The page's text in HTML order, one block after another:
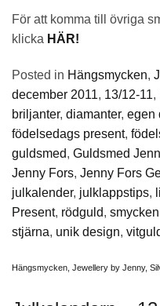
För att komma till övriga
klicka HÄR!
Posted in Hängsmycken,
december 2011, 13/12-11,
briljanter, diamanter, egen
födelsedags present,
guldsmed, Guldsmed
Jenny Fors, Jenny Fors
julkalender, julklappstips,
Present, rödguld, smycken
stjärna, unik design,
Hängsmycken Jewellery by Jenny,